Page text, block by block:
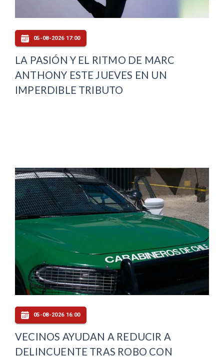
05-08-2026 17:00
LA PASIÓN Y EL RITMO DE MARC
ANTHONY ESTE JUEVES EN UN
IMPERDIBLE TRIBUTO
05-08-2026 16:00
VECINOS AYUDAN A REDUCIR A
DELINCUENTE TRAS ROBO CON